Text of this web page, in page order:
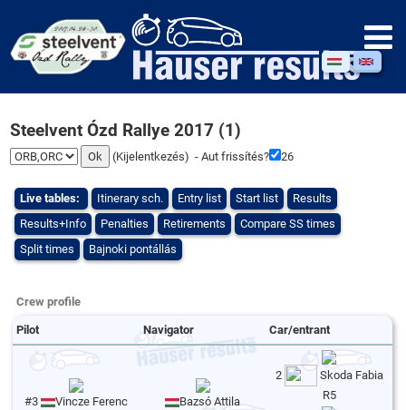
Steelvent Ózd Rallye 2017 (1)
(Kijelentkezés) - Aut frissítés? 25
Live tables: Itinerary sch. Entry list Start list
Results
Results+Info
Penalties Retirements
Compare SS times
Split times
Bajnoki pontállás
Crew profile
Pilot Navigator Car/entrant
#3 Vincze Ferenc Bazsó Attila
2
Skoda Fabia
R5